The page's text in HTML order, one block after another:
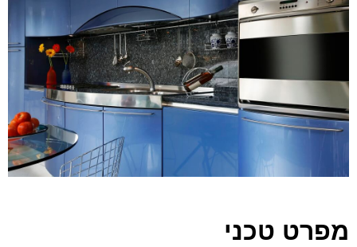
מפרט טכני